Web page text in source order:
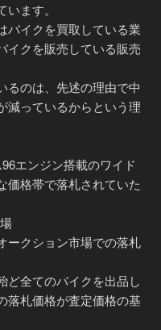
ます。
バイクを買取している業
イクを販売している販売
るのは、先述の理由で中
減っているからという理
エンジン搭載のワイド
価格帯で落札されていた
ークション市場での落札
ど全てのバイクを出品し
落札価格が査定価格の基